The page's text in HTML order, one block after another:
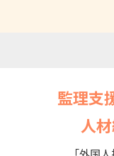
監理支
人